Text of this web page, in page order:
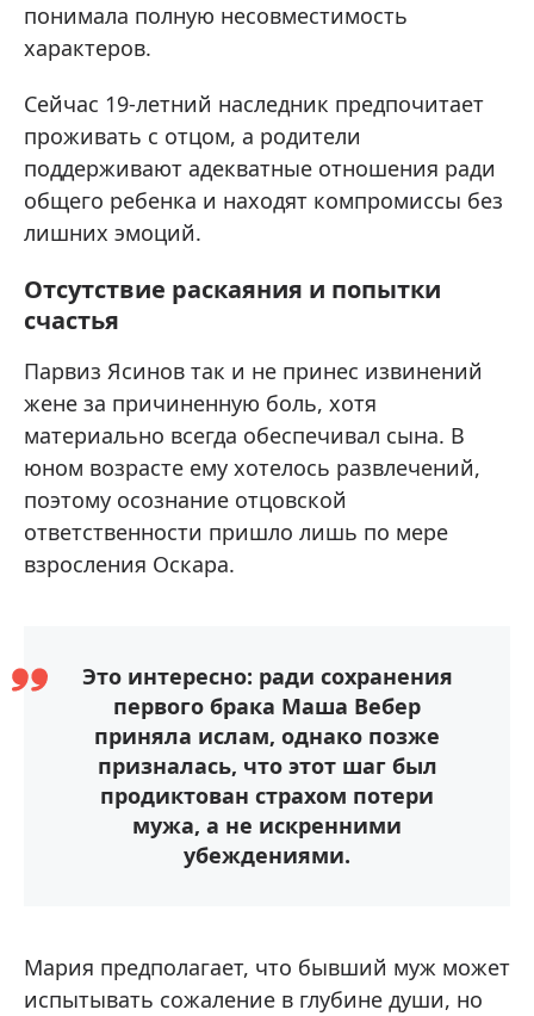
понимала полную несовместимость
характеров.
Сейчас 19-летний наследник предпочитает
проживать с отцом, а родители
поддерживают адекватные отношения ради
общего ребенка и находят компромиссы без
лишних эмоций.
Отсутствие раскаяния и попытки
счастья
Парвиз Ясинов так и не принес извинений
жене за причиненную боль, хотя
материально всегда обеспечивал сына. В
юном возрасте ему хотелось развлечений,
поэтому осознание отцовской
ответственности пришло лишь по мере
взросления Оскара.
Это интересно: ради сохранения
первого брака Маша Вебер
приняла ислам, однако позже
призналась, что этот шаг был
продиктован страхом потери
мужа, а не искренними
убеждениями.
Мария предполагает, что бывший муж может
испытывать сожаление в глубине души, но